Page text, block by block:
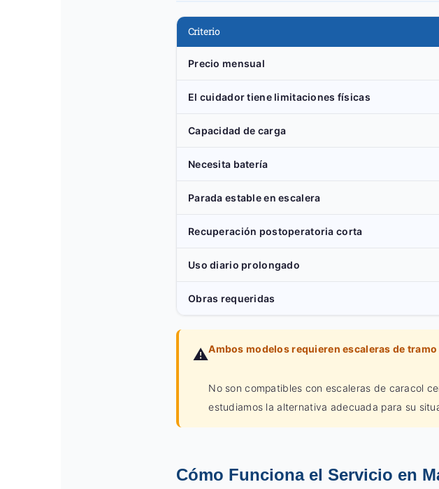
Criterio
Precio mensual
El cuidador tiene limitaciones físicas
Capacidad de carga
Necesita batería
Parada estable en escalera
Recuperación postoperatoria corta
Uso diario prolongado
Obras requeridas
⚠️Ambos modelos requieren escaleras de
No son compatibles con escaleras de caracol
estudiamos la alternativa adecuada para su
Cómo Funciona el Servicio en